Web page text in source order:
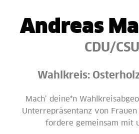
Andreas
CDU/CSU
Wahlkreis:
Mach’ deine*n
Unterrepräsentanz von
fordere gemeinsam mit